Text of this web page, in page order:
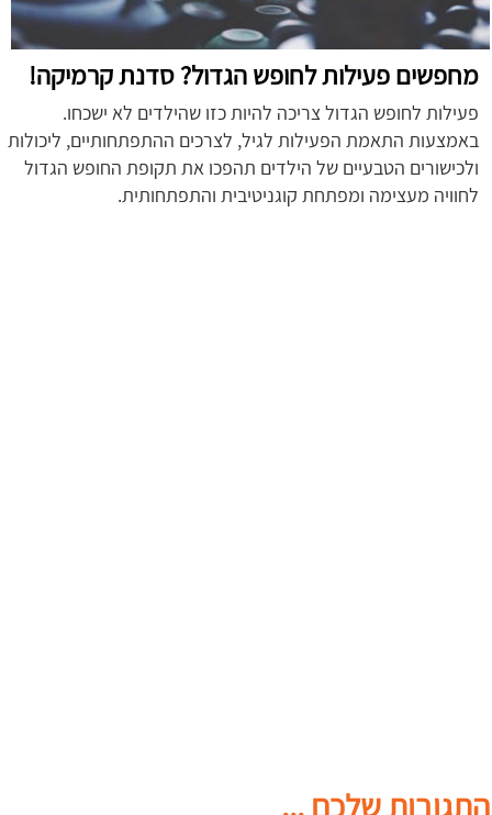
מחפשים פעילות לחופש הגדול? סדנת קרמיקה!
פעילות לחופש הגדול צריכה להיות כזו שהילדים לא ישכחו.
באמצעות התאמת הפעילות לגיל, לצרכים ההתפתחותיים, ליכולות
ולכישורים הטבעיים של הילדים תהפכו את תקופת החופש הגדול
לחוויה מעצימה ומפתחת קוגניטיבית והתפתחותית.